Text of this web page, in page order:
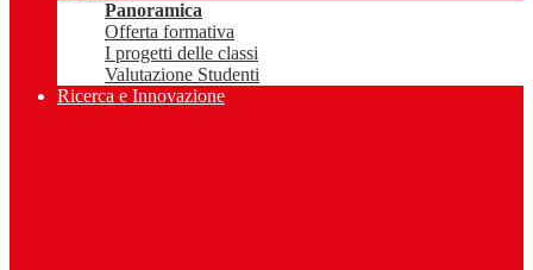
Panoramica
Offerta formativa
I progetti delle classi
Valutazione Studenti
Ricerca e Innovazione